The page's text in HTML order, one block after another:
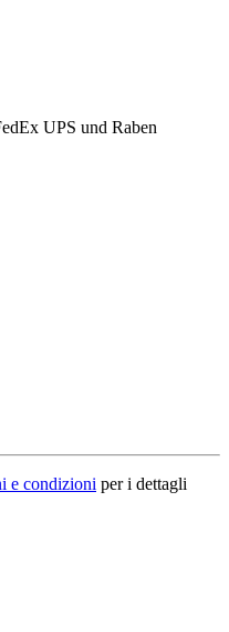
e condizioni per i dettagli